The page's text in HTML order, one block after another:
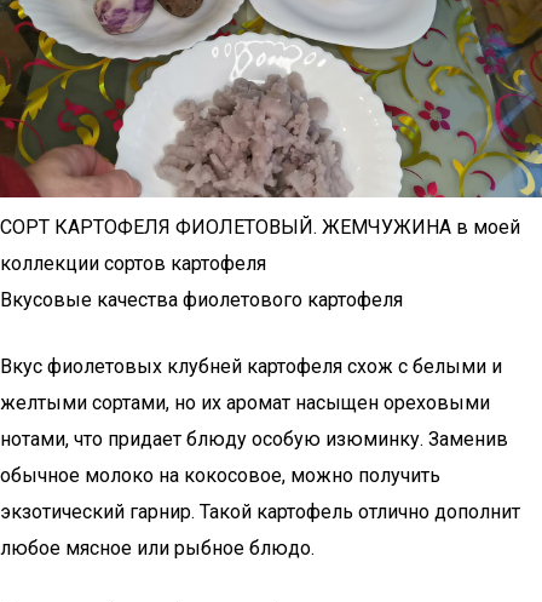
СОРТ КАРТОФЕЛЯ ФИОЛЕТОВЫЙ. ЖЕМЧУЖИНА в моей
коллекции сортов картофеля
Вкусовые качества фиолетового картофеля
Вкус фиолетовых клубней картофеля схож с белыми и
желтыми сортами, но их аромат насыщен ореховыми
нотами, что придает блюду особую изюминку. Заменив
обычное молоко на кокосовое, можно получить
экзотический гарнир. Такой картофель отлично дополнит
любое мясное или рыбное блюдо.